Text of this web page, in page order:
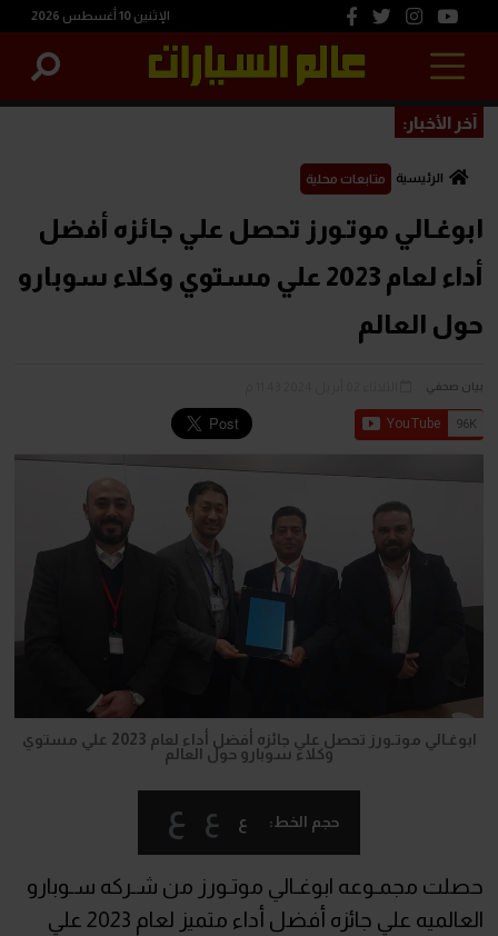
الإثنين 10 أغسطس 2026
آخر الأخبار:
الرئيسية متابعات محلية
ابوغـالي موتـورز تحصل علي جائزه أفضل
أداء لعام 2023 علي مستوي وكلاء سوبارو
حول العالم
بيان صحفي
ابوغـالي موتـورز تحصل علي جائزه أفضل أداء لعام 2023 علي مستوي
وكلاء سوبارو حول العالم
حجم الخط: ع ع ع
حصلت مجمـوعه ابوغـالي موتـورز من شـركه سـوبارو
العالميه علي جائزه أفضل أداء متميز لعام 2023 علي